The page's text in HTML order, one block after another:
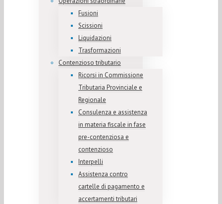
Fusioni
Scissioni
Liquidazioni
Trasformazioni
Contenzioso tributario
Ricorsi in Commissione
Tributaria Provinciale e
Regionale
Consulenza e assistenza
in materia fiscale in fase
pre-contenziosa e
contenzioso
Interpelli
Assistenza contro
cartelle di pagamento e
accertamenti tributari